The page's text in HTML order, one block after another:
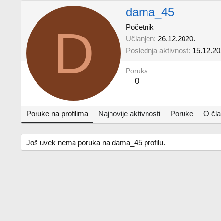
D
dama_45
Početnik
Učlanjen 26.12.2020.
Poslednja aktivnost
Poruka
0
Poruke na profilima Najnovije aktivnosti Poruke O
Još uvek nema poruka na dama_45 profilu.